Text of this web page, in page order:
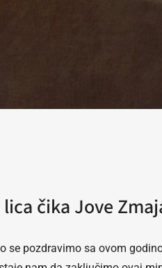
čika Jove
se pozdravimo sa ovom